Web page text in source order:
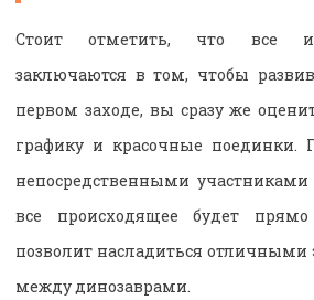
Стоит отметить, что все
заключаются в том, чтобы
первом заходе, вы сразу же
графику и красочные поединки.
непосредственными
все происходящее будет
позволит насладиться
между динозаврами.